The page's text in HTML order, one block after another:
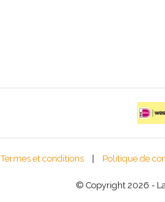
Termes et conditions | Politique de
© Copyright 2026 -